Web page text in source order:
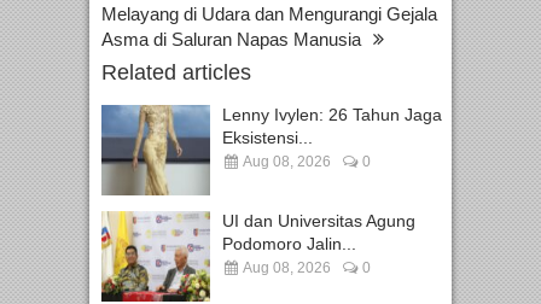
Melayang di Udara dan Mengurangi Gejala
Asma di Saluran Napas Manusia
Related articles
Lenny Ivylen: 26 Tahun Jaga
Eksistensi...
Aug 08, 2026 0
UI dan Universitas Agung
Podomoro Jalin...
Aug 08, 2026 0